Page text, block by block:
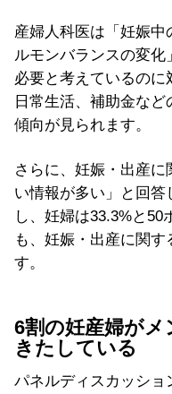
産婦人科医は「妊娠
ルモンバランスの変
必要と考えているの
日常生活、補助金な
傾向が見られます。
さらに、妊娠・出産
い情報が多い」と回
し、妊婦は33.3%と50
も、妊娠・出産に関す
す。
6割の妊産婦が
きたしている
パネルディスカッシ